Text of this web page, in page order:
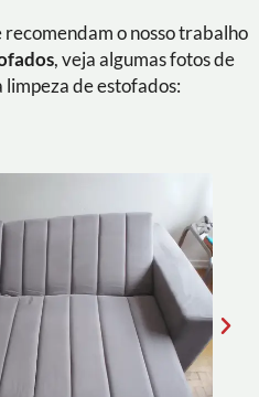
recomendam o nosso trabalho
, veja algumas fotos de
limpeza de estofados: